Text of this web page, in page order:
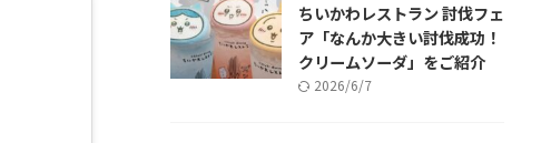
ちいかわレストラン 討伐フェ
ア「なんか大きい討伐成功！
クリームソーダ」をご紹介
2026/6/7